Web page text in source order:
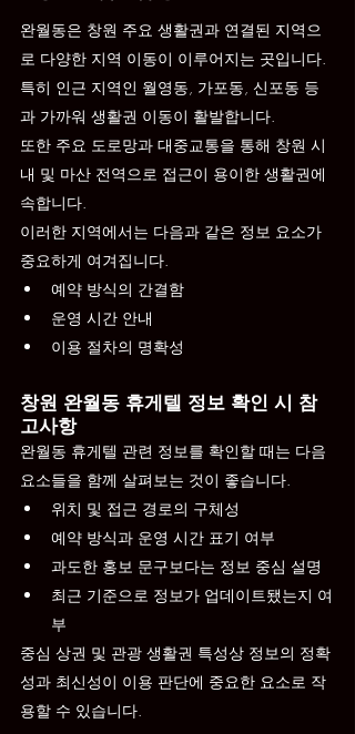
완월동은 창원 주요 생활권과 연결된 지역으
로 다양한 지역 이동이 이루어지는 곳입니다.
특히 인근 지역인 월영동, 가포동, 신포동 등
과 가까워 생활권 이동이 활발합니다.
또한 주요 도로망과 대중교통을 통해 창원 시
내 및 마산 전역으로 접근이 용이한 생활권에
속합니다.
이러한 지역에서는 다음과 같은 정보 요소가
중요하게 여겨집니다.
예약 방식의 간결함
운영 시간 안내
이용 절차의 명확성
창원 완월동 휴게텔 정보 확인 시 참
고사항
완월동 휴게텔 관련 정보를 확인할 때는 다음
요소들을 함께 살펴보는 것이 좋습니다.
위치 및 접근 경로의 구체성
예약 방식과 운영 시간 표기 여부
과도한 홍보 문구보다는 정보 중심 설명
최근 기준으로 정보가 업데이트됐는지 여
부
중심 상권 및 관광 생활권 특성상 정보의 정확
성과 최신성이 이용 판단에 중요한 요소로 작
용할 수 있습니다.